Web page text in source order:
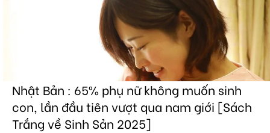
Nhật Bản : 65% phụ nữ không muốn sinh
con, lần đầu tiên vượt qua nam giới [Sách
Trắng về Sinh Sản 2025]